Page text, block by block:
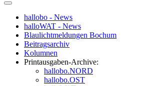
hallobo - News
halloWAT - News
Blaulichtmeldungen Bochum
Beitragsarchiv
Kolumnen
Printausgaben-Archive:
hallobo.NORD
hallobo.OST